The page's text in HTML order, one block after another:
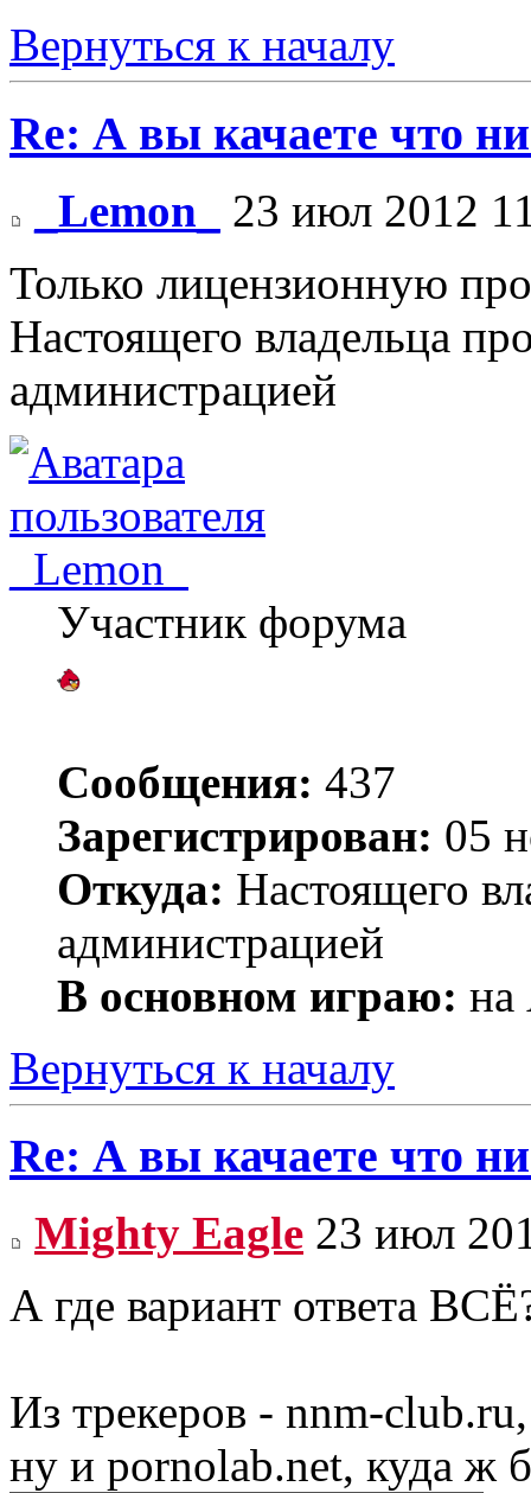
Вернуться к началу
Re: А вы качаете что
_Lemon_
23 июл 2012
Только лицензионную
Настоящего владельца
администрацией
_Lemon_
Участник форума
Сообщения: 437
Зарегистрирован: 05
Откуда: Настоящего
администрацией
В основном играю: на
Вернуться к началу
Re: А вы качаете что
Mighty Eagle 23 июл
А где вариант ответа
Из трекеров - nnm-
ну и pornolab.net, куда ж